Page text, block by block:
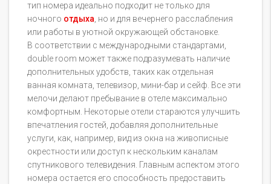
тип номера идеально подходит не только для
ночного отдыха, но и для вечернего расслабления
или работы в уютной окружающей обстановке.
В соответствии с международными стандартами,
double room может также подразумевать наличие
дополнительных удобств, таких как отдельная
ванная комната, телевизор, мини-бар и сейф. Все эти
мелочи делают пребывание в отеле максимально
комфортным. Некоторые отели стараются улучшить
впечатления гостей, добавляя дополнительные
услуги, как, например, вид из окна на живописные
окрестности или доступ к нескольким каналам
спутникового телевидения. Главным аспектом этого
номера остается его способность предоставить